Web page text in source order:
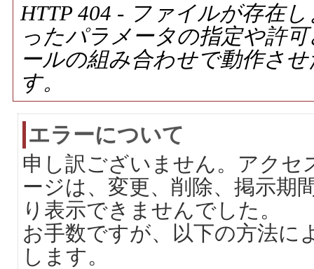
HTTP 404 - ファイルが存在
ったパラメータの指定や許
ールの組み合わせで動作さ
す。
エラーについて
申し訳ございません。アクセ
ージは、変更、削除、掲示期
り表示できませんでした。
お手数ですが、以下の方法に
します。